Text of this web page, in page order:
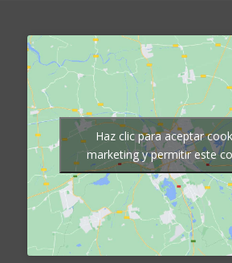
Haz clic para aceptar
marketing y permitir este